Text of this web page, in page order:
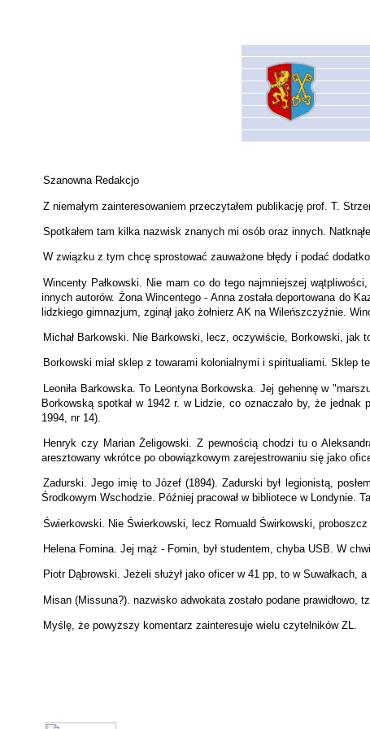
Szanowna Redakcjo
Z niemałym zainteresowaniem przeczytałem publikację prof. T.
Spotkałem tam kilka nazwisk znanych mi osób oraz innych.
W związku z tym chcę sprostować zauważone błędy i podać
Wincenty Pałkowski. Nie mam co do tego najmniejszej
innych autorów. Żona Wincentego - Anna została deportowana do
lidzkiego gimnazjum, zginął jako żołnierz AK na Wileńszczyźnie.
Michał Barkowski. Nie Barkowski, lecz, oczywiście, Borkowski, jak
Borkowski miał sklep z towarami kolonialnymi i spiritualiami. Sklep
Leoniła Barkowska. To Leontyna Borkowska. Jej gehennę w
Borkowską spotkał w 1942 r. w Lidzie, co oznaczało by, że
1994, nr 14).
Henryk czy Marian Żeligowski. Z pewnością chodzi tu o
aresztowany wkrótce po obowiązkowym zarejestrowaniu się jako
Zadurski. Jego imię to Józef (1894). Zadurski był legionistą,
Środkowym Wschodzie. Później pracował w bibliotece w Londynie.
Świerkowski. Nie Świerkowski, lecz Romuald Świrkowski,
Helena Fomina. Jej mąż - Fomin, był studentem, chyba USB. W
Piotr Dąbrowski. Jeżeli służył jako oficer w 41 pp, to w Suwałkach,
Misan (Missuna?). nazwisko adwokata zostało podane prawidłowo,
Myślę, że powyższy komentarz zainteresuje wielu czytelników ZL.